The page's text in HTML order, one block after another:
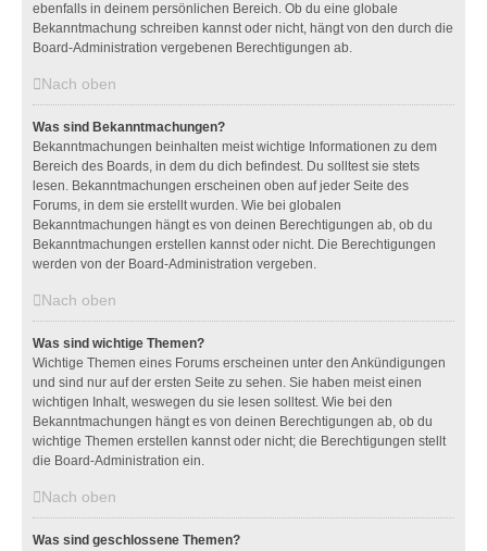
ebenfalls in deinem persönlichen Bereich. Ob du eine globale
Bekanntmachung schreiben kannst oder nicht, hängt von den durch die
Board-Administration vergebenen Berechtigungen ab.
Nach oben
Was sind Bekanntmachungen?
Bekanntmachungen beinhalten meist wichtige Informationen zu dem
Bereich des Boards, in dem du dich befindest. Du solltest sie stets
lesen. Bekanntmachungen erscheinen oben auf jeder Seite des
Forums, in dem sie erstellt wurden. Wie bei globalen
Bekanntmachungen hängt es von deinen Berechtigungen ab, ob du
Bekanntmachungen erstellen kannst oder nicht. Die Berechtigungen
werden von der Board-Administration vergeben.
Nach oben
Was sind wichtige Themen?
Wichtige Themen eines Forums erscheinen unter den Ankündigungen
und sind nur auf der ersten Seite zu sehen. Sie haben meist einen
wichtigen Inhalt, weswegen du sie lesen solltest. Wie bei den
Bekanntmachungen hängt es von deinen Berechtigungen ab, ob du
wichtige Themen erstellen kannst oder nicht; die Berechtigungen stellt
die Board-Administration ein.
Nach oben
Was sind geschlossene Themen?